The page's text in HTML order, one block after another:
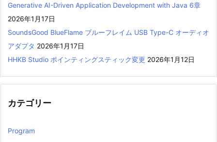
Generative AI-Driven Application Development with Java 6章
2026年1月17日
SoundsGood BlueFlame ブルーフレイム USB Type-C オーディオ
アダプタ 2026年1月17日
HHKB Studio ポインティングスティック変更 2026年1月12日
カテゴリー
Program